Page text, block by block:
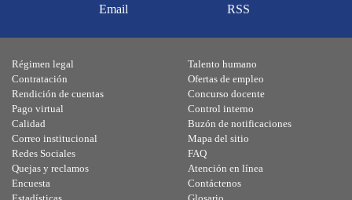
Email RSS
Régimen legal
Contratación
Rendición de cuentas
Pago virtual
Calidad
Talento humano
Ofertas de empleo
Concurso docente
Control interno
Buzón de notificaciones
Correo institucional
Redes Sociales
Quejas y reclamos
Encuesta
Mapa del sitio
FAQ
Atención en línea
Contáctenos